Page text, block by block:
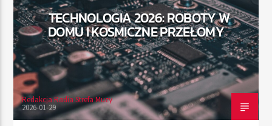
TERAZ
RADIO STREFA MUZY
00:00 21:00
TECHNOLOGIA 2026: ROBOTY W
DOMU I KOSMICZNE PRZEŁOMY
Redakcja Radia Strefa Muzy
2026-01-29